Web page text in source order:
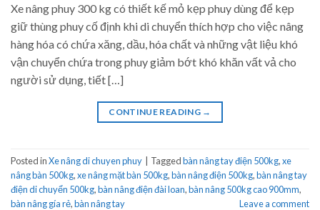
Xe nâng phuy 300 kg có thiết kế mỏ kẹp phuy dùng để kẹp
giữ thùng phuy cố định khi di chuyển thích hợp cho việc nâng
hàng hóa có chứa xăng, dầu, hóa chất và những vật liệu khó
vận chuyển chứa trong phuy giảm bớt khó khăn vất vả cho
người sử dụng, tiết […]
CONTINUE READING →
Posted inXe nâng di chuyen phuy Taggedbàn nâng tay điện 500kg,xe
nâng bàn 500kg,xe nâng mặt bàn 500kg,bàn nâng điện 500kg,bàn nâng tay
điện di chuyển 500kg,bàn nâng điện đài loan,bàn nâng 500kg cao 900mm,
bàn nâng gía rẻ,bàn nâng tay Leave a comment